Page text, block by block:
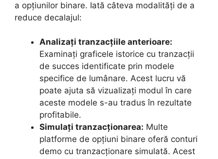
a opțiunilor binare. Iată câteva modalități de a
reduce decalajul:
Analizați tranzacțiile anterioare:
Examinați graficele istorice cu tranzacții
de succes identificate prin modele
specifice de lumânare. Acest lucru vă
poate ajuta să vizualizați modul în care
aceste modele s-au tradus în rezultate
profitabile.
Simulați tranzacționarea: Multe
platforme de opțiuni binare oferă conturi
demo cu tranzacționare simulată. Acest